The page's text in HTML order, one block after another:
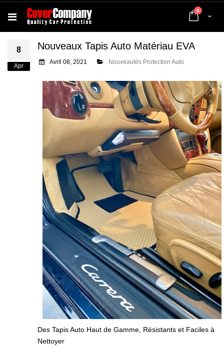
Cart
0 articles
8
Apr
Nouveaux Tapis Auto Matériau EVA
Avril 08, 2021 Nouveautés Protection Auto
Des Tapis Auto Haut de Gamme, Résistants et Faciles à
Nettoyer